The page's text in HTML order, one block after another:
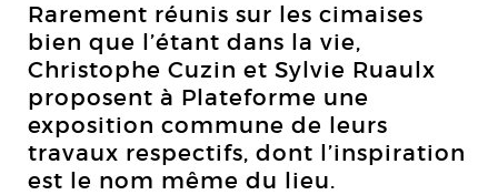
Rarement réunis sur les cimaises
bien que l’étant dans la vie,
Christophe Cuzin et Sylvie Ruaulx
proposent à Plateforme une
exposition commune de leurs
travaux respectifs, dont l’inspiration
est le nom même du lieu.